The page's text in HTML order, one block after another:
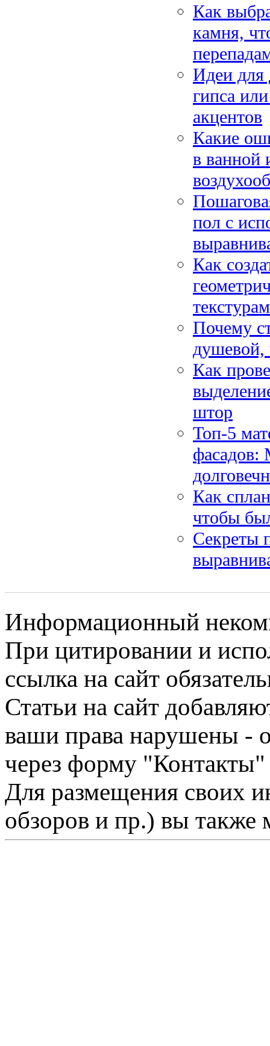
Как
камня,
Идеи для
гипса
акцентов
Какие
в ванной
пол с
Как
Почему
душевой,
Как
штор
Топ-5
фасадов:
Как
чтобы
Секреты
Информационный
При цитировании и
ссылка на сайт
Статьи на сайт
ваши права нарушены -
через форму "Контакты"
Для размещения своих
обзоров и пр.) вы также